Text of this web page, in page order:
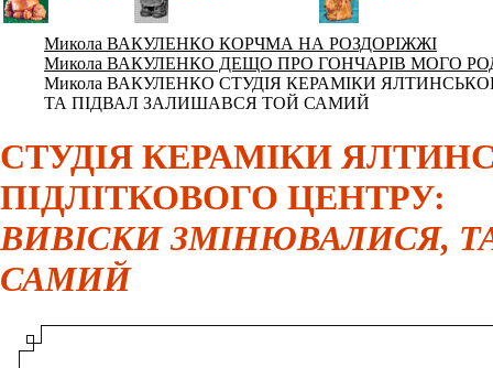
Микола ВАКУЛЕНКО КОРЧМА НА РОЗДОРІЖЖІ
Микола ВАКУЛЕНКО ДЕЩО ПРО ГОНЧАРІВ МОГО
Микола ВАКУЛЕНКО СТУДІЯ КЕРАМІКИ
ТА ПІДВАЛ ЗАЛИШАВСЯ ТОЙ САМИЙ
СТУДІЯ КЕРАМІКИ
ПІДЛІТКОВОГО ЦЕНТРУ:
ВИВІСКИ ЗМІНЮВАЛИСЯ,
САМИЙ